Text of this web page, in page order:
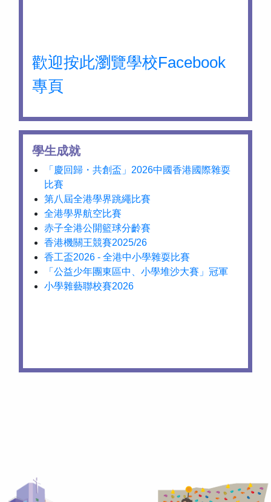
歡迎按此瀏覽學校Facebook
專頁
學生成就
「慶回歸・共創盃」2026中國香港國際雜耍
比賽
第八屆全港學界跳繩比賽
全港學界航空比賽
赤子全港公開籃球分齡賽
香港機關王競賽2025/26
香工盃2026 - 全港中小學雜耍比賽
「公益少年團東區中、小學堆沙大賽」冠軍
小學雜藝聯校賽2026